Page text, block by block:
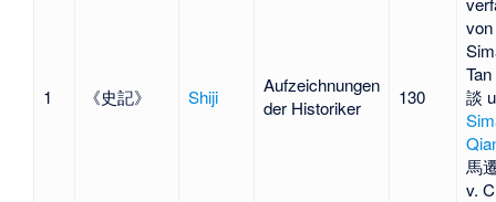
1 《史記》 Shiji
Aufzeichnungen
der Historiker
130
von
談
馬
v.